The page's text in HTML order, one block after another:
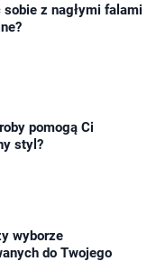
z nagłymi falami
pomogą Ci
styl?
wyborze
do Twojego